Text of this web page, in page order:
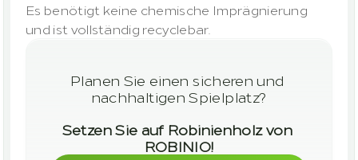
Es benötigt keine chemische Imprägnierung
und ist vollständig recyclebar.
Planen Sie einen sicheren und
nachhaltigen Spielplatz?
Setzen Sie auf Robinienholz von
ROBINIO!